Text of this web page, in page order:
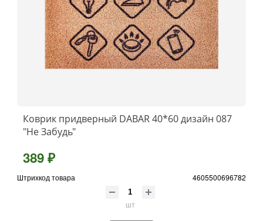
Коврик придверный DABAR 40*60 дизайн 087
"Не Забудь"
389 ₽
Штрихкод товара 4605500696782
шт